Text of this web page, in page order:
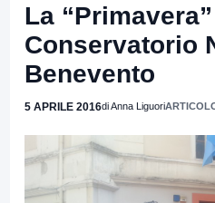
La
Conservatorio
Benevento
5 APRILE 2016di Anna Liguori